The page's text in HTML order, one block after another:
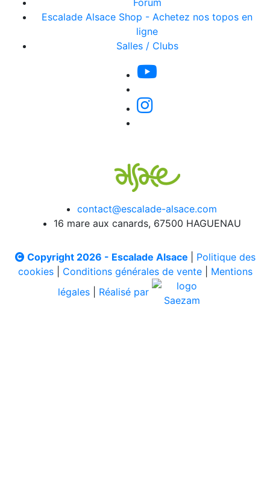
Forum
Escalade Alsace Shop - Achetez nos topos en
ligne
Salles / Clubs
contact@escalade-alsace.com
16 mare aux canards, 67500 HAGUENAU
Copyright 2026 - Escalade Alsace
Politique des
cookies| Conditions générales de vente| Mentions
légales
Réalisé par